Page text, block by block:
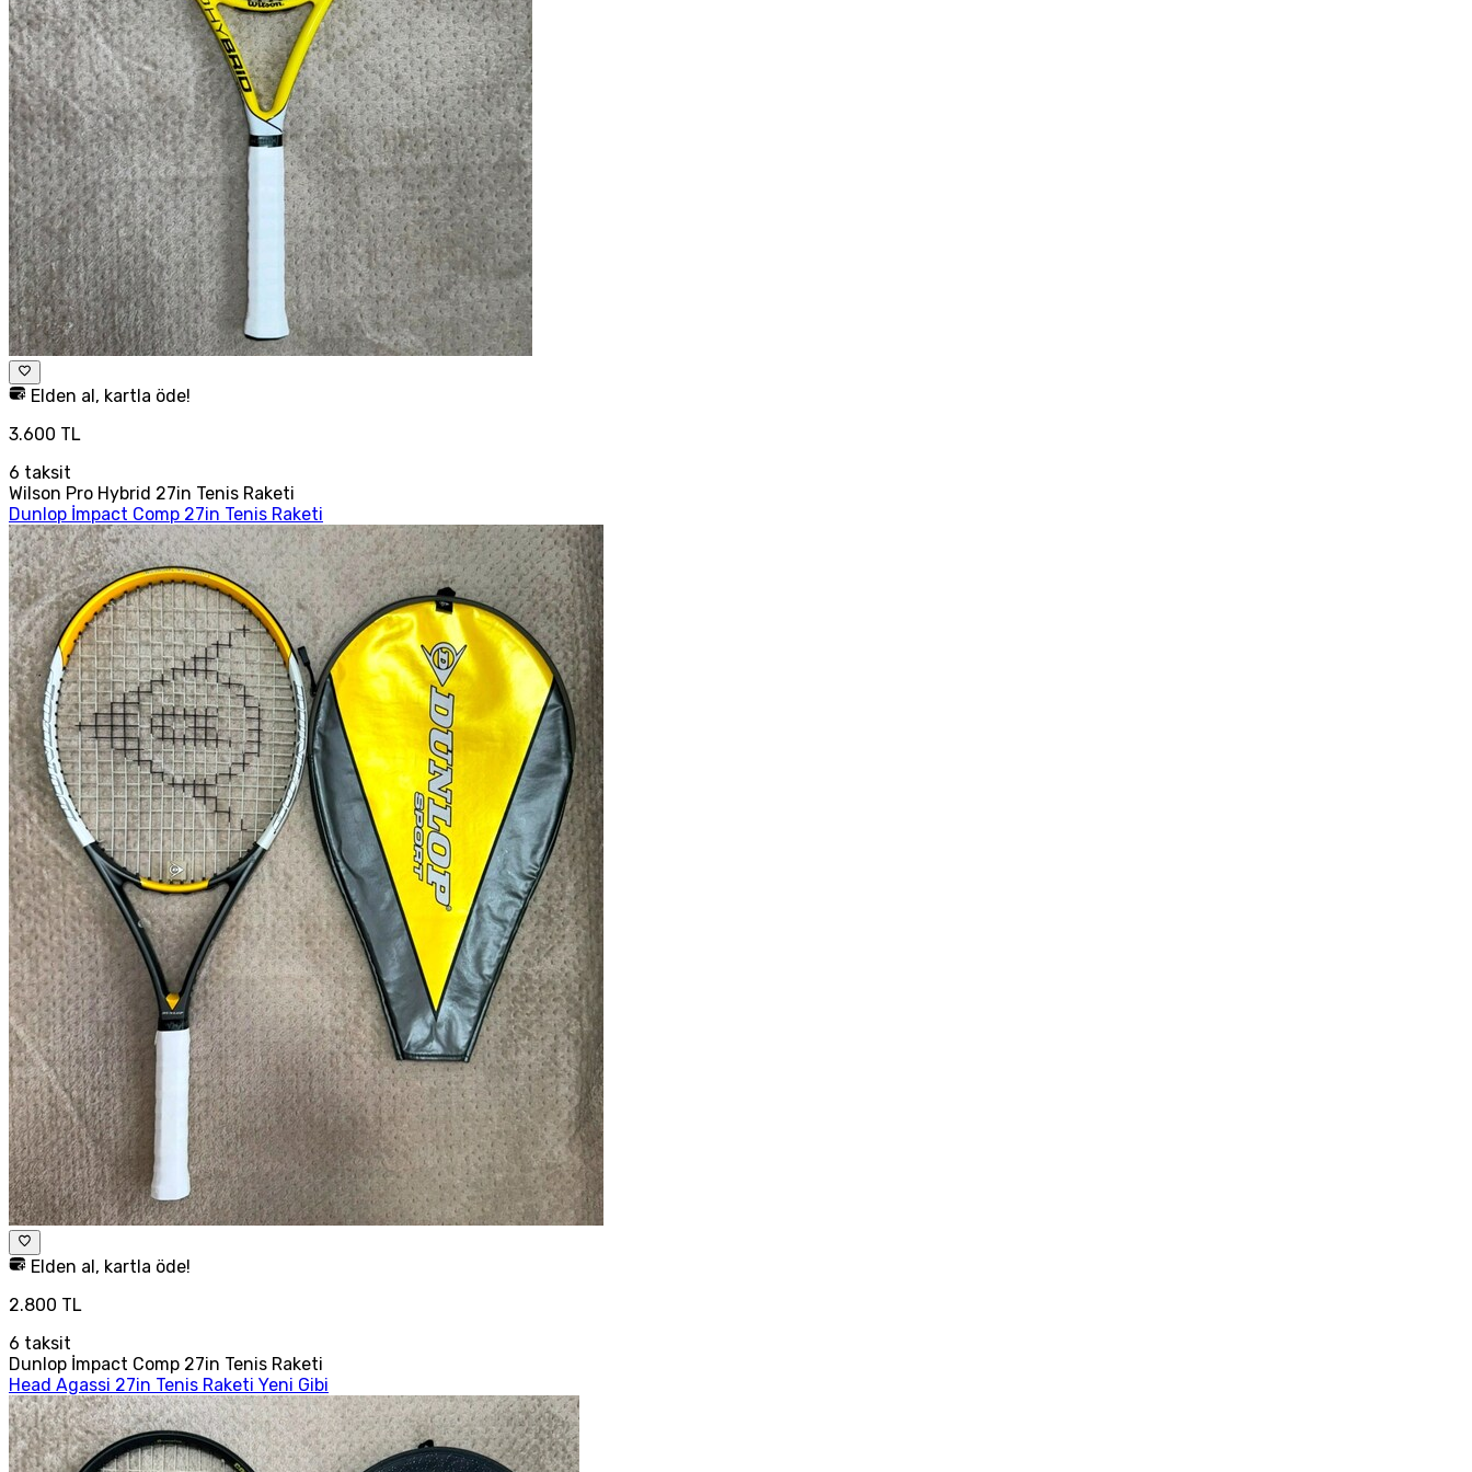
Elden al, kartla öde!
3.600 TL
6 taksit
Wilson Pro Hybrid 27in Tenis Raketi
Dunlop İmpact Comp 27in Tenis Raketi
Elden al, kartla öde!
2.800 TL
6 taksit
Dunlop İmpact Comp 27in Tenis Raketi
Head Agassi 27in Tenis Raketi Yeni Gibi